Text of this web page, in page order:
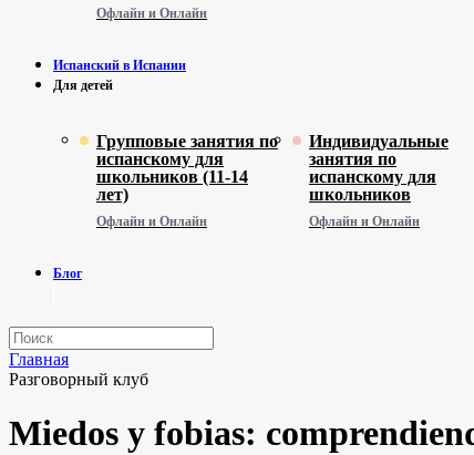
Офлайн и Онлайн
Испанский в Испании
Для детей
Групповые занятия по
испанскому для
школьников (11-14
лет)
Офлайн и Онлайн
Индивидуальные
занятия по
испанскому для
школьников
Офлайн и Онлайн
Блог
Главная
Разговорный клуб
Miedos y fobias: